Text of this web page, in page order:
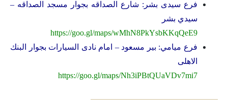
فرع سيدى بشر: شارع الصداقه بجوار مسجد الصداقه –
سيدي بشر
https://goo.gl/maps/wMhN8PkYsbKKqQeE9
فرع ميامي: بير مسعود – امام نادى السيارات بجوار البنك
الاهلى
https://goo.gl/maps/Nh3iPBtQUaVDv7mi7